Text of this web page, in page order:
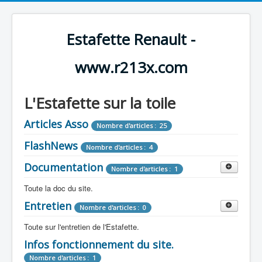
Estafette Renault -
www.r213x.com
L'Estafette sur la toile
Articles Asso Nombre d'articles : 25
FlashNews Nombre d'articles : 4
Documentation Nombre d'articles : 1
Toute la doc du site.
Revue de Presse Nombre d'articles : 9
Tous les articles que l'on a vu sur l'estafette !
Camping Car Nombre d'articles : 3
Entretien Nombre d'articles : 0
Toute sur l'entretien de l'Estafette.
Mécanique Nombre d'articles : 0
Infos fonctionnement du site.
Nombre d'articles : 1